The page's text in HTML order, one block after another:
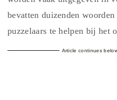
bevatten duizenden
puzzelaars te helpen bij het
Article continues